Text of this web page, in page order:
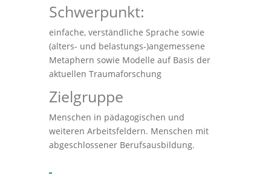
Schwerpunkt:
einfache, verständliche Sprache sowie
(alters- und belastungs-)angemessene
Metaphern sowie Modelle auf Basis der
aktuellen Traumaforschung
Zielgruppe
Menschen in pädagogischen und
weiteren Arbeitsfeldern. Menschen mit
abgeschlossener Berufsausbildung.